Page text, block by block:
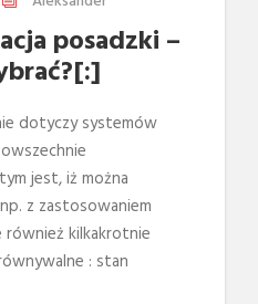
posadzki –
dotyczy systemów
jest, iż można
z zastosowaniem
kilkakrotnie
: stan